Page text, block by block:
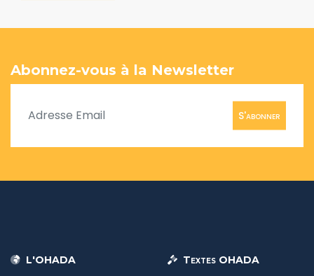
Abonnez-vous à la Newsletter
S'abonner
L'OHADA Textes OHADA